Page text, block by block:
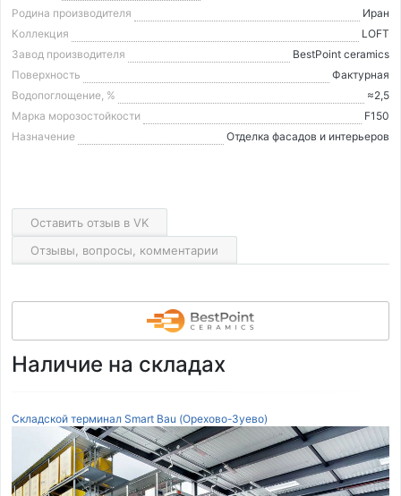
Родина производителя
Иран
Коллекция
LOFT
Завод производителя
BestPoint ceramics
Поверхность
Фактурная
Водопоглощение, %
≈2,5
Марка морозостойкости
F150
Назначение
Отделка фасадов и интерьеров
Оставить отзыв в VK
Отзывы, вопросы, комментарии
Наличие на складах
Складской терминал Smart Bau (Орехово-Зуево)